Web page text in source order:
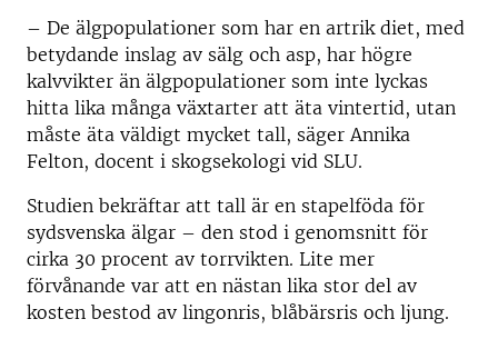
– De älgpopulationer som har en artrik diet, med
betydande inslag av sälg och asp, har högre
kalvvikter än älgpopulationer som inte lyckas
hitta lika många växtarter att äta vintertid, utan
måste äta väldigt mycket tall, säger Annika
Felton, docent i skogsekologi vid SLU.
Studien bekräftar att tall är en stapelföda för
sydsvenska älgar – den stod i genomsnitt för
cirka 30 procent av torrvikten. Lite mer
förvånande var att en nästan lika stor del av
kosten bestod av lingonris, blåbärsris och ljung.